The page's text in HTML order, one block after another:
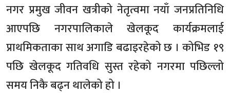
नगर प्रमुख जीवन खत्रीको नेतृत्वमा नयाँ जनप्रतिनिधि
आएपछि नगरपालिकाले खेलकूद कार्यक्रमलाई
प्राथमिकताका साथ अगाडि बढाइरहेको छ । कोभिड १९
पछि खेलकूद गतिवधि सुस्त रहेको नगरमा पछिल्लो
समय निकै बढ्न थालेको हो ।